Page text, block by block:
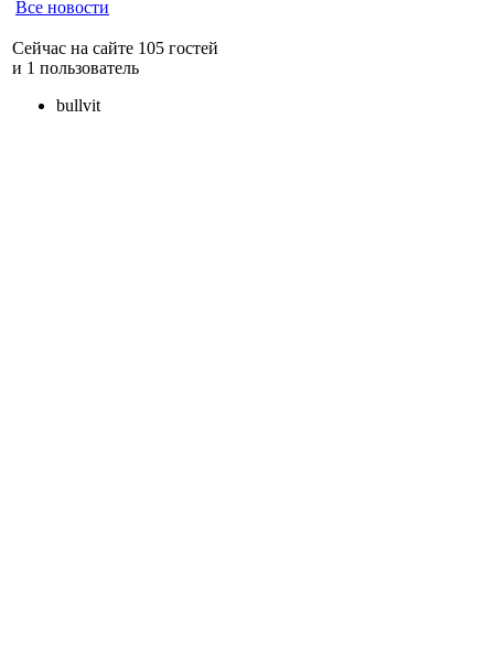
Все новости
Сейчас на сайте 105 гостей
и 1 пользователь
bullvit